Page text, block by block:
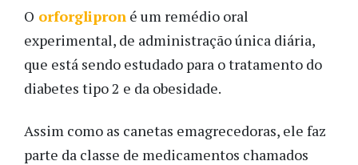
O orforglipron é um remédio oral
experimental, de administração única diária,
que está sendo estudado para o tratamento do
diabetes tipo 2 e da obesidade.
Assim como as canetas emagrecedoras, ele faz
parte da classe de medicamentos chamados